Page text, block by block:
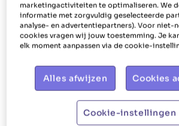
Flexibiliteit:Je bepaalt zelf hoe
wanneer je hulp wil in je
het makkelijk in je schema
Gezelschap en sociale
huishoudhulp kan ook een bron
mensen die alleen wonen.
marketingactiviteiten te optimaliseren. We
informatie met zorgvuldig geselecteerde
analyse- en advertentiepartners). Voor niet-
cookies vragen wij jouw toestemming. Je
elk moment aanpassen via de cookie-
Alles afwijzen Cookies
Cookie-instellingen